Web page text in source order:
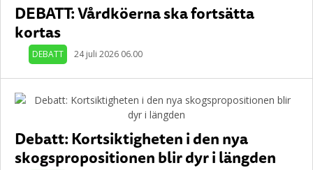
DEBATT: Vårdköerna ska fortsätta
kortas
DEBATT 24 juli 2026 06.00
Debatt: Kortsiktigheten i den nya
skogspropositionen blir dyr i längden